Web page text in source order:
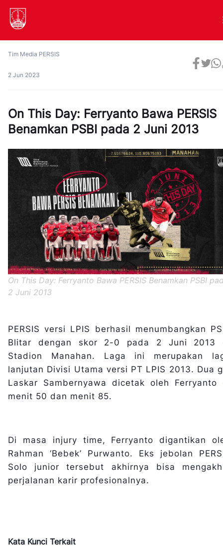
Tim Media PERSIS
2 Jun 2023
On This Day: Ferryanto Bawa PERSIS
Benamkan PSBI pada 2 Juni 2013
On This Day: Ferryanto Bawa PERSIS Benamkan PSBI
2 Juni 2013
PERSIS versi LPIS berhasil menumbangkan
Blitar dengan skor 2-0 pada 2 Juni 2013
Stadion Manahan. Laga ini merupakan
lanjutan Divisi Utama versi PT LPIS 2013. Dua
Laskar Sambernyawa dicetak oleh Ferryanto
menit 50 dan menit 85.
Di masa injury time, Ferryanto digantikan
Rahman ‘Bebek’ Purwanto. Eks jebolan
Solo junior tersebut akhirnya bisa
perjalanan karir profesionalnya.
Kata Kunci Terkait